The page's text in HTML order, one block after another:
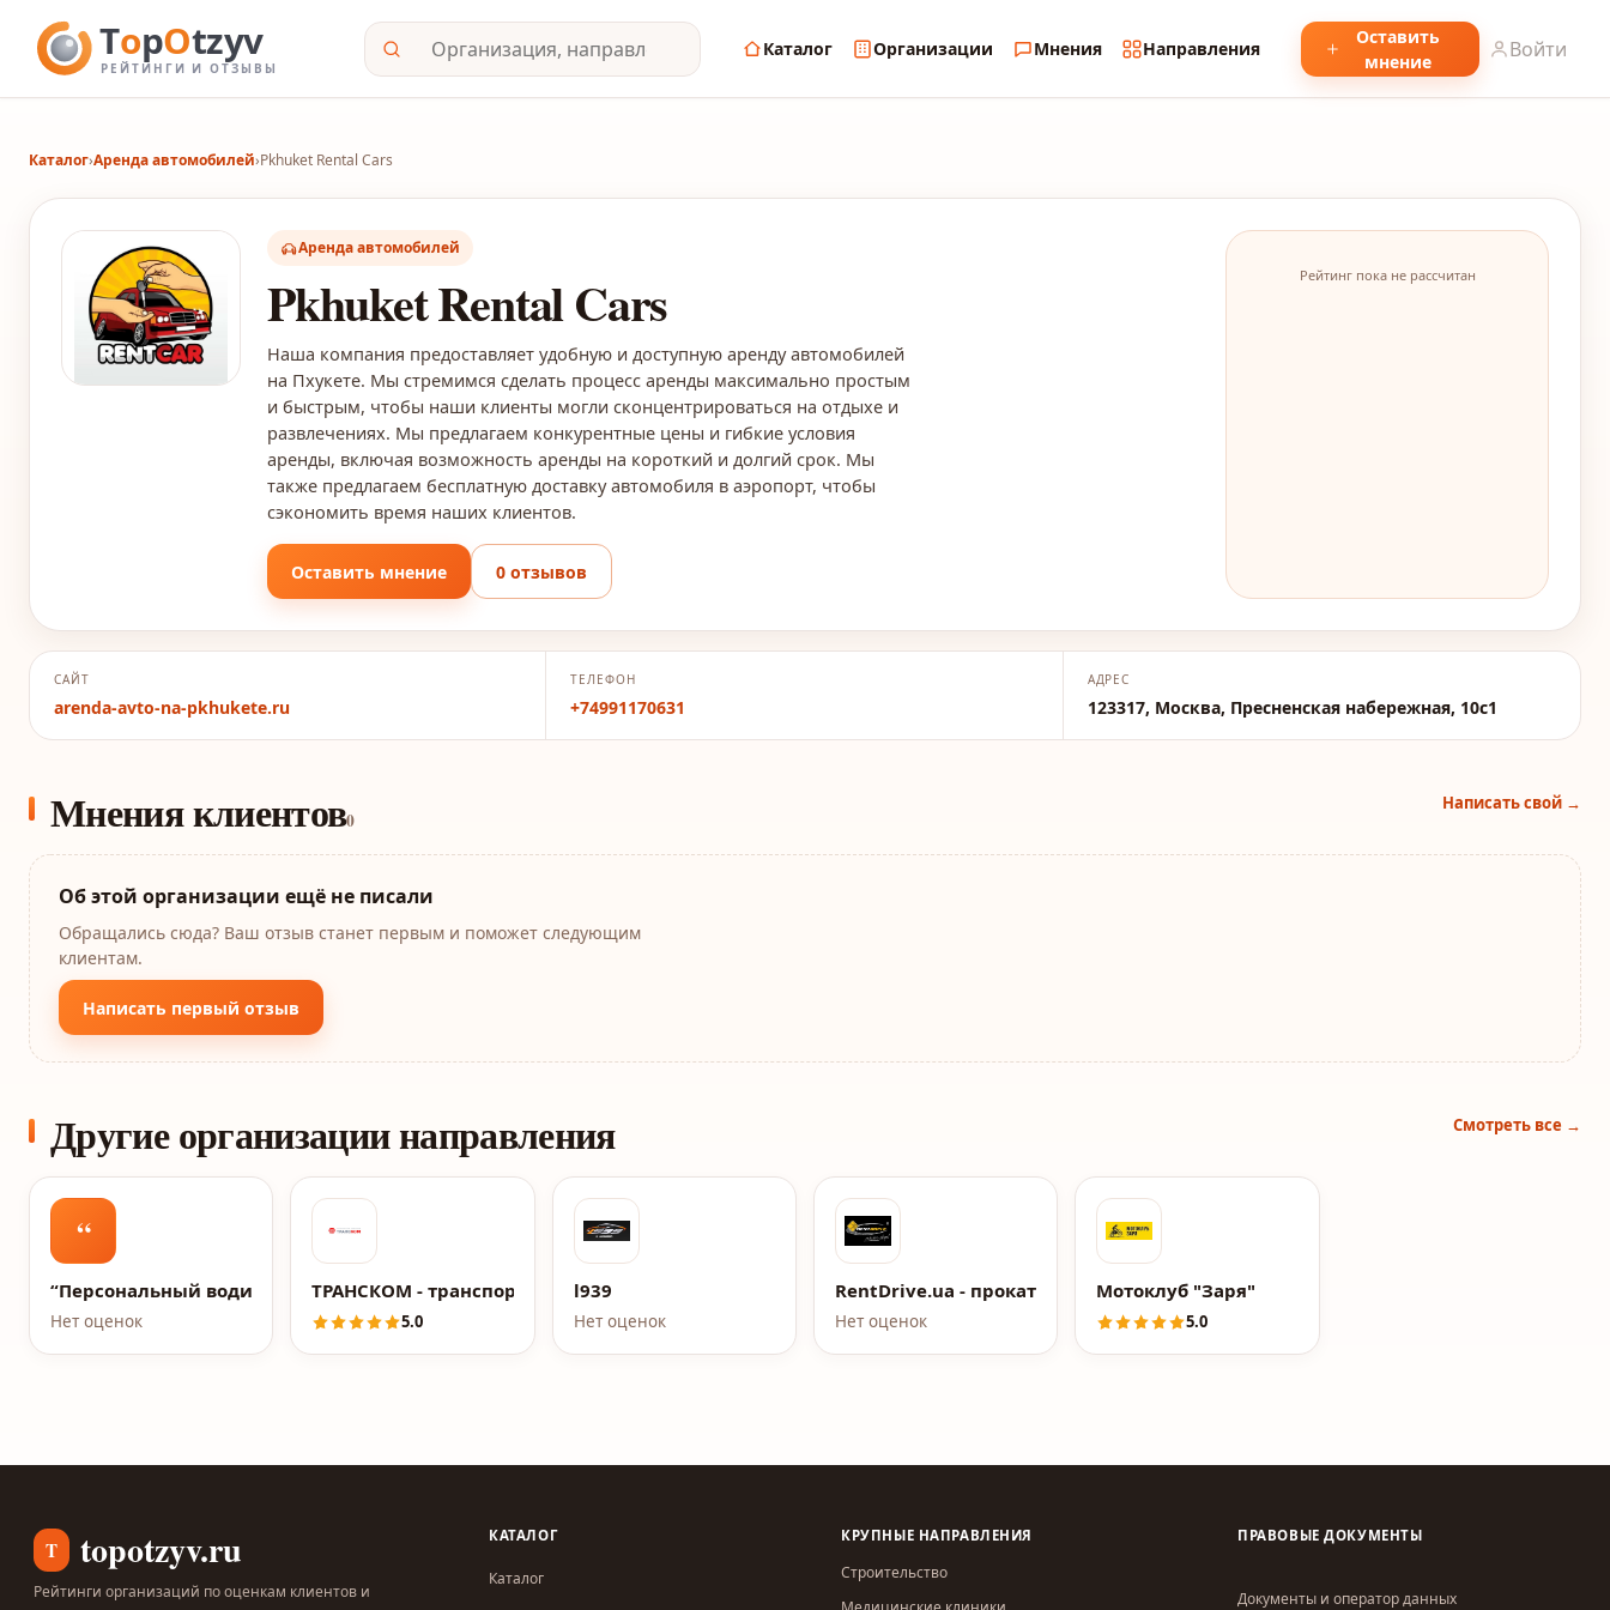
Каталог Организации Мнения Направления
Оставить
мнение
Войти
Каталог›Аренда автомобилей›Pkhuket Rental Cars
Аренда автомобилей
Pkhuket Rental Cars
Наша компания предоставляет удобную и доступную аренду автомобилей
на Пхукете. Мы стремимся сделать процесс аренды максимально простым
и быстрым, чтобы наши клиенты могли сконцентрироваться на отдыхе и
развлечениях. Мы предлагаем конкурентные цены и гибкие условия
аренды, включая возможность аренды на короткий и долгий срок. Мы
также предлагаем бесплатную доставку автомобиля в аэропорт, чтобы
сэкономить время наших клиентов.
Оставить мнение 0 отзывов
Рейтинг пока не рассчитан
САЙТ
arenda-avto-na-pkhukete.ru
ТЕЛЕФОН
+74991170631
АДРЕС
123317, Москва, Пресненская набережная, 10с1
Мнения клиентов0
Написать свой →
Об этой организации ещё не писали
Обращались сюда? Ваш отзыв станет первым и поможет следующим
клиентам.
Написать первый отзыв
Другие организации направления Смотреть все →
“
“Персональный водитель”
Нет оценок
ТРАНСКОМ - транспортная компания
5.0
l939
Нет оценок
RentDrive.ua - прокат автомобилей
Нет оценок
Мотоклуб "Заря"
5.0
T topotzyv.ru
Рейтинги организаций по оценкам клиентов и
КАТАЛОГ
Каталог
КРУПНЫЕ НАПРАВЛЕНИЯ
Строительство
ПРАВОВЫЕ ДОКУМЕНТЫ
Документы и оператор данных